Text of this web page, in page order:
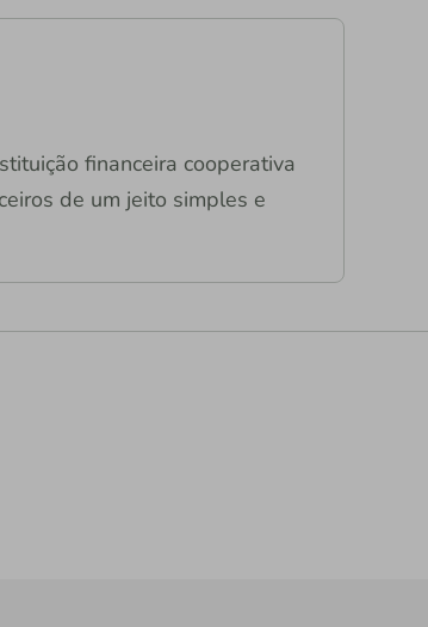
financeira cooperativa
de um jeito simples e